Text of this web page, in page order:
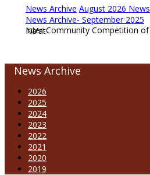
News Archive August 2026 News
News Archive- September 2025
Inter-Community Competition of Beautiful Recitation and Na'at
News Archive
2026
2025
2024
2023
2022
2021
2020
2019